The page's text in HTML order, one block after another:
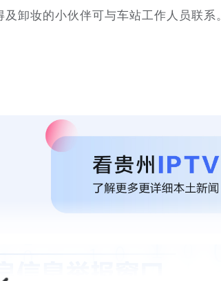
卸妆的小伙伴可与车站工作人员联系。